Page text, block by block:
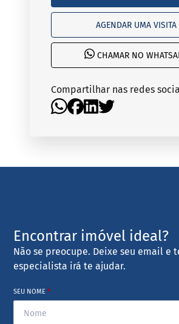
AGENDAR UMA VISITA
CHAMAR NO
Compartilhar nas redes
Encontrar imóvel ideal?
Não se preocupe. Deixe seu email e
especialista irá te ajudar.
SEU NOME*